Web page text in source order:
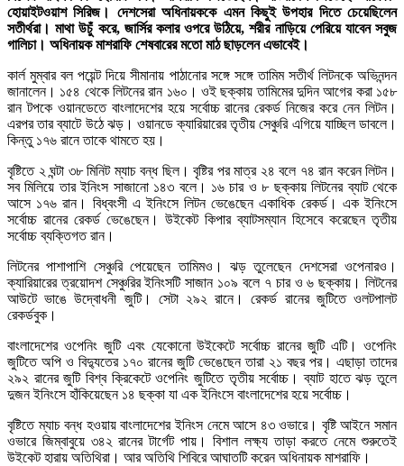
হোয়াইটওয়াশ সিরিজ। দেশসেরা অধিনায়ককে এমন কিছুই উপহার দিতে চেয়েছিলেন
সতীর্থরা। মাথা উচুঁ করে, জার্সির কলার ওপরে উঠিয়ে, শরীর নাড়িয়ে পেরিয়ে যাবেন সবুজ
গালিচা। অধিনায়ক মাশরাফি শেষবারের মতো মাঠ ছাড়লেন এভাবেই।
কার্ল মুম্বার বল পয়েন্ট দিয়ে সীমানায় পাঠানোর সঙ্গে সঙ্গে তামিম সতীর্থ লিটনকে অভিনন্দন
জানালেন। ১৫৪ থেকে লিটনের রান ১৬০। ওই ছক্কায় তামিমের দুদিন আগের করা ১৫৮
রান টপকে ওয়ানডেতে বাংলাদেশের হয়ে সর্বোচ্চ রানের রেকর্ড নিজের করে নেন লিটন।
এরপর তার ব্যাটে উঠে ঝড়। ওয়ানডে ক্যারিয়ারের তৃতীয় সেঞ্চুরি এগিয়ে যাচ্ছিল ডাবলে।
কিন্তু ১৭৬ রানে তাকে থামতে হয়।
বৃষ্টিতে ২ ঘন্টা ৩৮ মিনিট ম্যাচ বন্ধ ছিল। বৃষ্টির পর মাত্র ২৪ বলে ৭৪ রান করেন লিটন।
সব মিলিয়ে তার ইনিংস সাজানো ১৪৩ বলে। ১৬ চার ও ৮ ছক্কায় লিটনের ব্যাট থেকে
আসে ১৭৬ রান। বিধ্বংসী এ ইনিংসে লিটন ভেঙেছেন একাধিক রেকর্ড। এক ইনিংসে
সর্বোচ্চ রানের রেকর্ড ভেঙেছেন। উইকেট কিপার ব্যাটসম্যান হিসেবে করেছেন তৃতীয়
সর্বোচ্চ ব্যক্তিগত রান।
লিটনের পাশাপাশি সেঞ্চুরি পেয়েছেন তামিমও। ঝড় তুলেছেন দেশসেরা ওপেনারও।
ক্যারিয়ারের ত্রয়োদশ সেঞ্চুরির ইনিংসটি সাজান ১০৯ বলে ৭ চার ও ৬ ছক্কায়। লিটনের
আউটে ভাঙে উদ্বোধনী জুটি। সেটা ২৯২ রানে। রেকর্ড রানের জুটিতে ওলটপালট
রেকর্ডবুক।
বাংলাদেশের ওপেনিং জুটি এবং যেকোনো উইকেটে সর্বোচ্চ রানের জুটি এটি। ওপেনিং
জুটিতে অপি ও বিদ্যুতের ১৭০ রানের জুটি ভেঙেছেন তারা ২১ বছর পর। এছাড়া তাদের
২৯২ রানের জুটি বিশ্ব ক্রিকেটে ওপেনিং জুটিতে তৃতীয় সর্বোচ্চ। ব্যাট হাতে ঝড় তুলে
দুজন ইনিংসে হাঁকিয়েছেন ১৪ ছক্কা যা এক ইনিংসে বাংলাদেশের হয়ে সর্বোচ্চ।
বৃষ্টিতে ম্যাচ বন্ধ হওয়ায় বাংলাদেশের ইনিংস নেমে আসে ৪৩ ওভারে। বৃষ্টি আইনে সমান
ওভারে জিম্বাবুয়ে ৩৪২ রানের টার্গেট পায়। বিশাল লক্ষ্য তাড়া করতে নেমে শুরুতেই
উইকেট হারায় অতিথিরা। আর অতিথি শিবিরে আঘাতটি করেন অধিনায়ক মাশরাফি।